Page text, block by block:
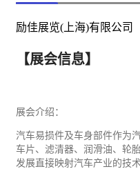
励佳展览(上海)有限公司
【展会信息】
展会介绍：
汽车易损件及车身部件作为
车片、滤清器、润滑油、轮
发展直接映射汽车产业的技